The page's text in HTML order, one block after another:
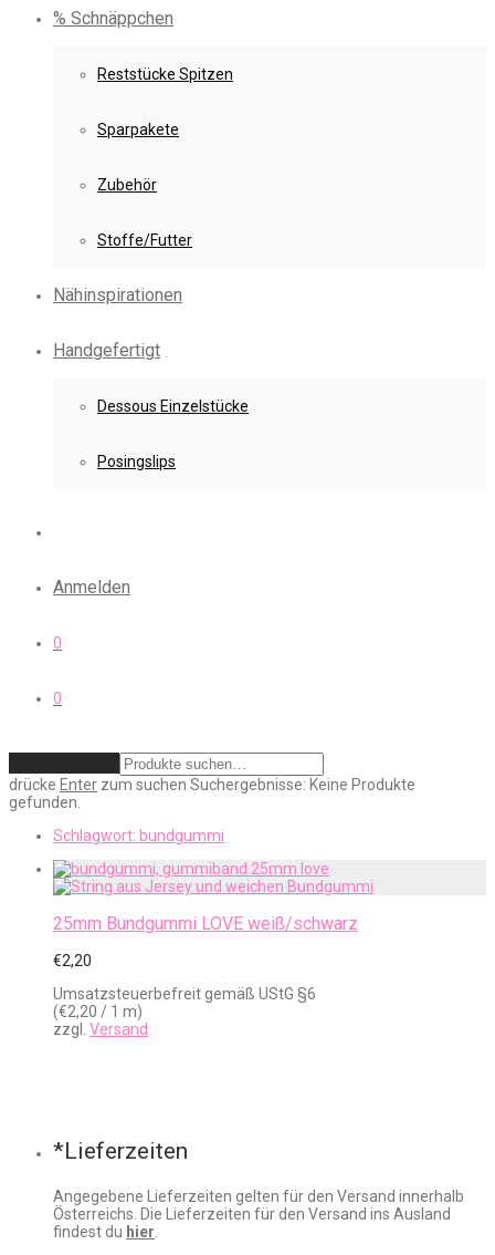
% Schnäppchen
Reststücke Spitzen
Sparpakete
Zubehör
Stoffe/Futter
Nähinspirationen
Handgefertigt
Dessous Einzelstücke
Posingslips
Anmelden
0
0
drücke Enter zum suchen Suchergebnisse: Keine Produkte
gefunden.
Schlagwort: bundgummi
25mm Bundgummi LOVE weiß/schwarz
€2,20
Umsatzsteuerbefreit gemäß UStG §6
(€2,20 / 1 m)
zzgl. Versand
*Lieferzeiten
Angegebene Lieferzeiten gelten für den Versand innerhalb
Österreichs. Die Lieferzeiten für den Versand ins Ausland
findest du hier